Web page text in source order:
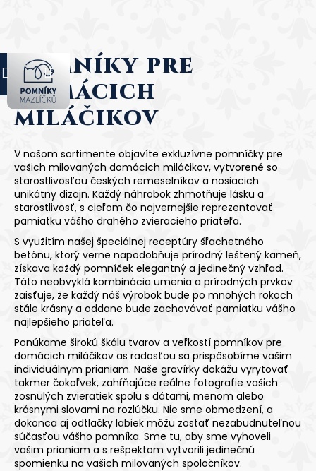
na
obsah
Nákupný
košík
Menu
Pomníky pre
domácich
miláčikov
V našom sortimente objavíte exkluzívne pomníčky pre
vašich milovaných domácich miláčikov, vytvorené so
starostlivosťou českých remeselníkov a nosiacich
unikátny dizajn. Každý náhrobok zhmotňuje lásku a
starostlivosť, s cieľom čo najvernejšie reprezentovať
pamiatku vášho drahého zvieracieho priateľa.
S využitím našej špeciálnej receptúry šľachetného
betónu, ktorý verne napodobňuje prírodný leštený kameň,
získava každý pomníček elegantný a jedinečný vzhľad.
Táto neobvyklá kombinácia umenia a prírodných prvkov
zaisťuje, že každý náš výrobok bude po mnohých rokoch
stále krásny a oddane bude zachovávať pamiatku vášho
najlepšieho priateľa.
Ponúkame širokú škálu tvarov a veľkostí pomníkov pre
domácich miláčikov as radosťou sa prispôsobíme vašim
individuálnym prianiam. Naše gravírky dokážu vyrytovať
takmer čokoľvek, zahŕňajúce reálne fotografie vašich
zosnulých zvieratiek spolu s dátami, menom alebo
krásnymi slovami na rozlúčku. Nie sme obmedzení, a
dokonca aj odtlačky labiek môžu zostať nezabudnuteľnou
súčasťou vášho pomníka. Sme tu, aby sme vyhoveli
vašim prianiam a s rešpektom vytvorili jedinečnú
spomienku na vašich milovaných spoločníkov.
í
k
Č
o
p
o
t
r
e
b
u
j
e
t
e
n
á
j
s
ť
?